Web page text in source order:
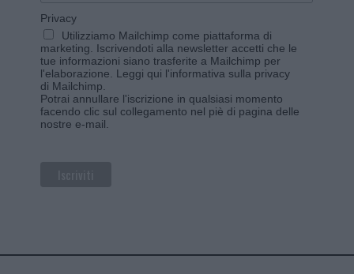
Privacy
Utilizziamo Mailchimp come piattaforma di
marketing. Iscrivendoti alla newsletter accetti che le
tue informazioni siano trasferite a Mailchimp per
l'elaborazione. Leggi qui l'informativa sulla privacy
di Mailchimp
Potrai annullare l'iscrizione in qualsiasi momento
facendo clic sul collegamento nel piè di pagina delle
nostre e-mail.